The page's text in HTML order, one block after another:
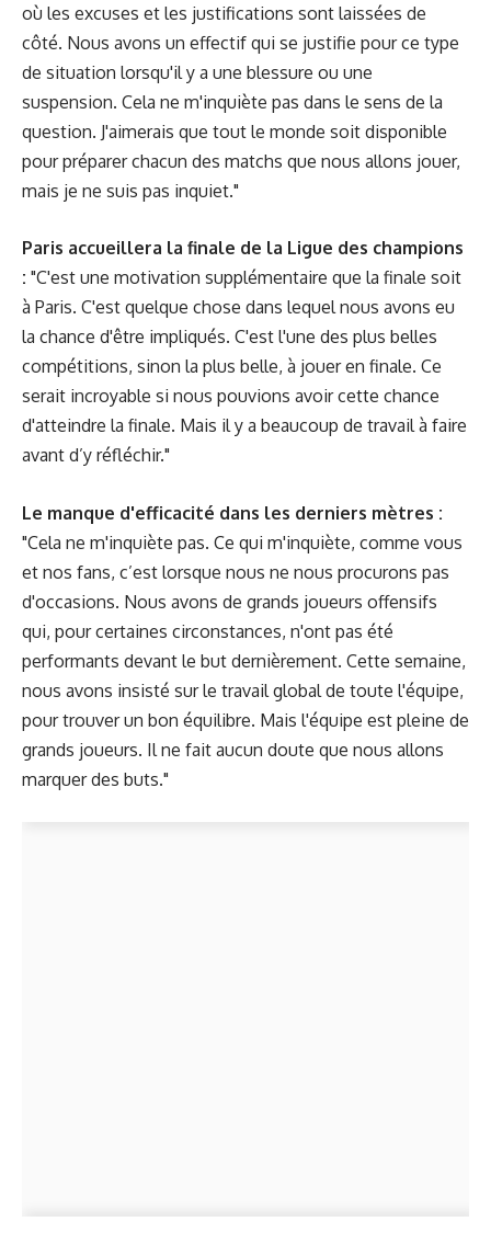
où les excuses et les justifications sont laissées de
côté. Nous avons un effectif qui se justifie pour ce type
de situation lorsqu'il y a une blessure ou une
suspension. Cela ne m'inquiète pas dans le sens de la
question. J'aimerais que tout le monde soit disponible
pour préparer chacun des matchs que nous allons jouer,
mais je ne suis pas inquiet."
Paris accueillera la finale de la Ligue des champions
: "C'est une motivation supplémentaire que la finale soit
à Paris. C'est quelque chose dans lequel nous avons eu
la chance d'être impliqués. C'est l'une des plus belles
compétitions, sinon la plus belle, à jouer en finale. Ce
serait incroyable si nous pouvions avoir cette chance
d'atteindre la finale. Mais il y a beaucoup de travail à faire
avant d’y réfléchir."
Le manque d'efficacité dans les derniers mètres :
"Cela ne m'inquiète pas. Ce qui m'inquiète, comme vous
et nos fans, c’est lorsque nous ne nous procurons pas
d'occasions. Nous avons de grands joueurs offensifs
qui, pour certaines circonstances, n'ont pas été
performants devant le but dernièrement. Cette semaine,
nous avons insisté sur le travail global de toute l'équipe,
pour trouver un bon équilibre. Mais l'équipe est pleine de
grands joueurs. Il ne fait aucun doute que nous allons
marquer des buts."